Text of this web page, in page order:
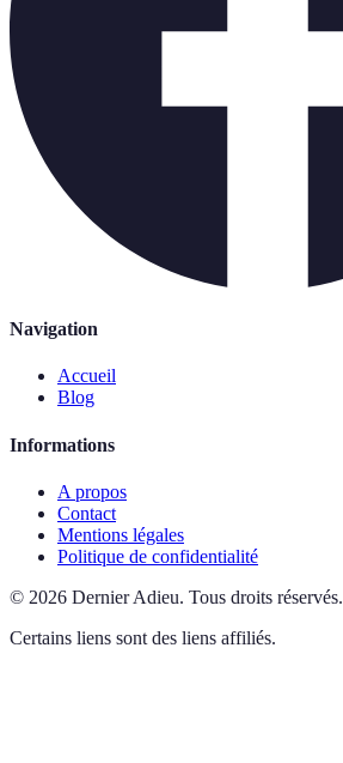
Navigation
Accueil
Blog
Informations
A propos
Contact
Mentions légales
Politique de confidentialité
© 2026 Dernier Adieu. Tous droits réservés.
Certains liens sont des liens affiliés.